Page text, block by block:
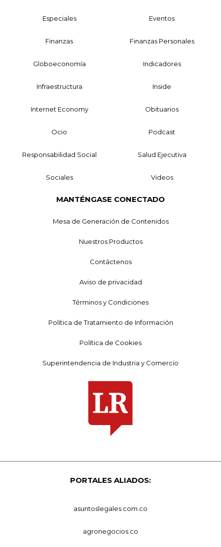
Especiales Eventos
Finanzas Finanzas Personales
Globoeconomía Indicadores
Infraestructura Inside
Internet Economy Obituarios
Ocio Podcast
Responsabilidad Social Salud Ejecutiva
Sociales Videos
MANTÉNGASE CONECTADO
Mesa de Generación de Contenidos
Nuestros Productos
Contáctenos
Aviso de privacidad
Términos y Condiciones
Política de Tratamiento de Información
Política de Cookies
Superintendencia de Industria y Comercio
PORTALES ALIADOS:
asuntoslegales.com.co
agronegocios.co